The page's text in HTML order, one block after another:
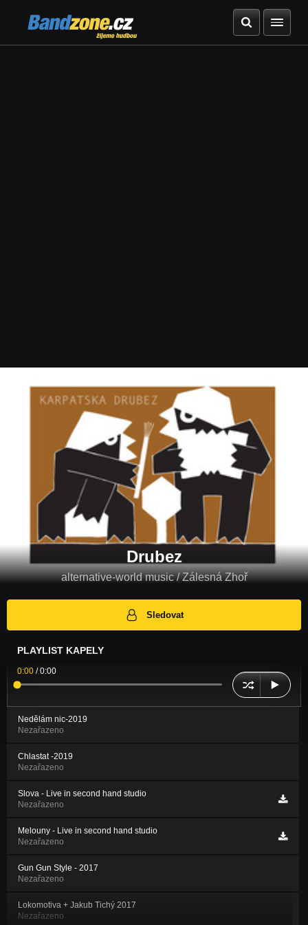
Bandzone.cz
žijeme hudbou
Drubez
alternative-world music / Zálesná Zhoř
Sledovat
PLAYLIST KAPELY
0:00 /0:00
Nedělám nic-2019
Nezařazeno
Chlastat -2019
Nezařazeno
Slova - Live in second hand studio
Nezařazeno
Melouny - Live in second hand studio
Nezařazeno
Gun Gun Style - 2017
Nezařazeno
Lokomotiva + Jakub Tichý 2017
Nezařazeno